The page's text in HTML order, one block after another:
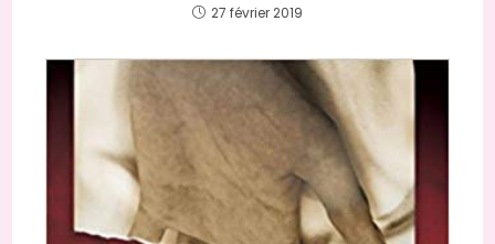
27 février 2019